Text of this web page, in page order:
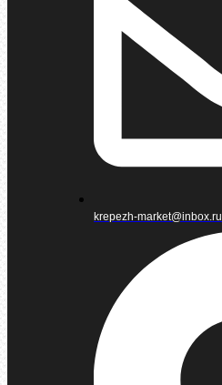
krepezh-market@inbox.ru